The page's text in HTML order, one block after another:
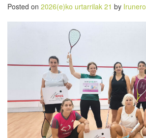
Posted on 2026(e)ko urtarrilak 21 by Irunero